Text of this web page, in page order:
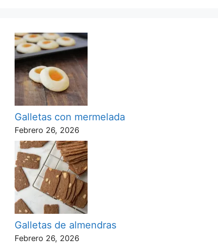
Galletas con mermelada
Febrero 26, 2026
Galletas de almendras
Febrero 26, 2026